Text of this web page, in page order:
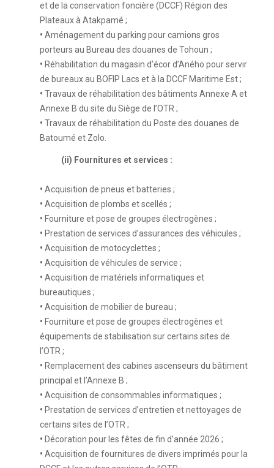
et de la conservation foncière (DCCF) Région des
Plateaux à Atakpamé ;
• Aménagement du parking pour camions gros
porteurs au Bureau des douanes de Tohoun ;
• Réhabilitation du magasin d’écor d’Aného pour servir
de bureaux au BOFIP Lacs et à la DCCF Maritime Est ;
• Travaux de réhabilitation des bâtiments Annexe A et
Annexe B du site du Siège de l’OTR ;
• Travaux de réhabilitation du Poste des douanes de
Batoumé et Zolo.
(ii) Fournitures et services :
• Acquisition de pneus et batteries ;
• Acquisition de plombs et scellés ;
• Fourniture et pose de groupes électrogènes ;
• Prestation de services d’assurances des véhicules ;
• Acquisition de motocyclettes ;
• Acquisition de véhicules de service ;
• Acquisition de matériels informatiques et
bureautiques ;
• Acquisition de mobilier de bureau ;
• Fourniture et pose de groupes électrogènes et
équipements de stabilisation sur certains sites de
l’OTR ;
• Remplacement des cabines ascenseurs du bâtiment
principal et l’Annexe B ;
• Acquisition de consommables informatiques ;
• Prestation de services d’entretien et nettoyages de
certains sites de l’OTR ;
• Décoration pour les fêtes de fin d’année 2026 ;
• Acquisition de fournitures de divers imprimés pour la